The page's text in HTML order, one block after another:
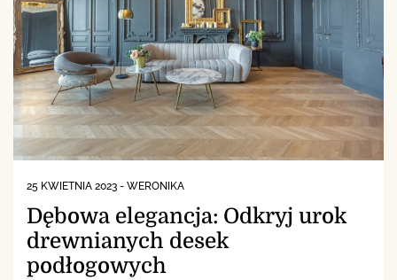
25 KWIETNIA 2023 - WERONIKA
Dębowa elegancja: Odkryj urok
drewnianych desek
podłogowych